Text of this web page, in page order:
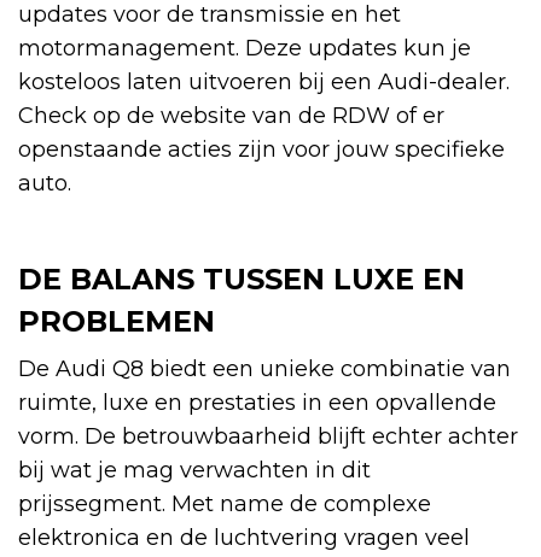
updates voor de transmissie en het
motormanagement. Deze updates kun je
kosteloos laten uitvoeren bij een Audi-dealer.
Check op de website van de RDW of er
openstaande acties zijn voor jouw specifieke
auto.
DE BALANS TUSSEN LUXE EN
PROBLEMEN
De Audi Q8 biedt een unieke combinatie van
ruimte, luxe en prestaties in een opvallende
vorm. De betrouwbaarheid blijft echter achter
bij wat je mag verwachten in dit
prijssegment. Met name de complexe
elektronica en de luchtvering vragen veel